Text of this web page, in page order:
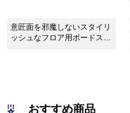
意匠面を邪魔しないスタイリ
ッシュなフロア用ボードスタ
おすすめ商品